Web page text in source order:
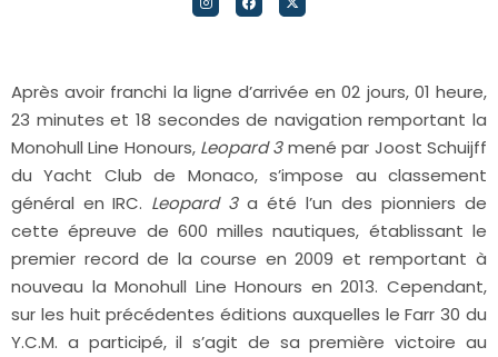
Après avoir franchi la ligne d’arrivée en 02 jours, 01 heure,
23 minutes et 18 secondes de navigation remportant la
Monohull Line Honours, Leopard 3mené par Joost Schuijff
du Yacht Club de Monaco, s’impose au classement
général en IRC. Leopard 3a été l’un des pionniers de
cette épreuve de 600 milles nautiques, établissant le
premier record de la course en 2009 et remportant à
nouveau la Monohull Line Honours en 2013. Cependant,
sur les huit précédentes éditions auxquelles le Farr 30 du
Y.C.M. a participé, il s’agit de sa première victoire au